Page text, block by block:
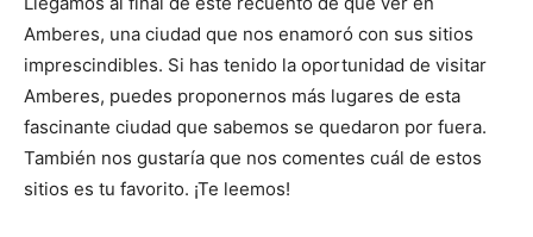
Amberes, una ciudad que nos enamoró con sus sitios
imprescindibles. Si has tenido la oportunidad de visitar
Amberes, puedes proponernos más lugares de esta
fascinante ciudad que sabemos se quedaron por fuera.
También nos gustaría que nos comentes cuál de estos
sitios es tu favorito. ¡Te leemos!